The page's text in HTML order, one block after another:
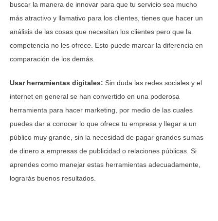
buscar la manera de innovar para que tu servicio sea mucho
más atractivo y llamativo para los clientes, tienes que hacer un
análisis de las cosas que necesitan los clientes pero que la
competencia no les ofrece. Esto puede marcar la diferencia en
comparación de los demás.
Usar herramientas digitales: Sin duda las redes sociales y el
internet en general se han convertido en una poderosa
herramienta para hacer marketing, por medio de las cuales
puedes dar a conocer lo que ofrece tu empresa y llegar a un
público muy grande, sin la necesidad de pagar grandes sumas
de dinero a empresas de publicidad o relaciones públicas. Si
aprendes como manejar estas herramientas adecuadamente,
lograrás buenos resultados.